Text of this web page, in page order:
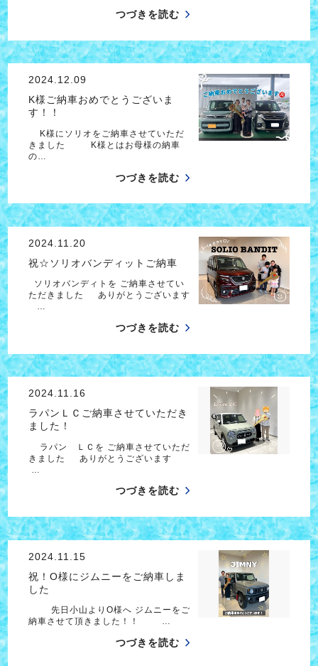
つづきを読む
2024.12.09
K様ご納車おめでとうございま
す！！
K様にソリオをご納車させていただ
きました K様とはお母様の納車
の…
つづきを読む
2024.11.20
祝☆ソリオバンディットご納車
ソリオバンディトを ご納車させてい
ただきました ありがとうございます
…
つづきを読む
2024.11.16
ラパンＬＣご納車させていただき
ました！
ラパン ＬＣを ご納車させていただ
きました ありがとうございます
…
つづきを読む
2024.11.15
祝！O様にジムニーをご納車しま
した
先日小山よりO様へ ジムニーをご
納車させて頂きました！！ …
つづきを読む